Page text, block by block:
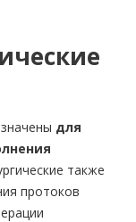
для
также
протоков